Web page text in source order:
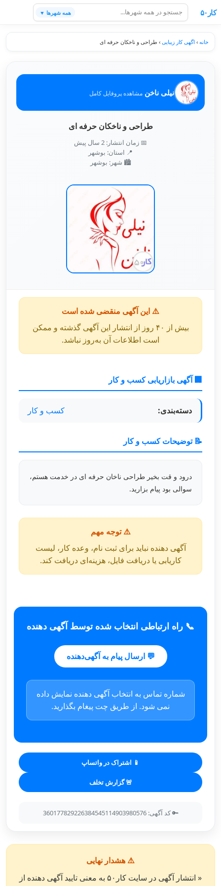
کار۵۰ همه شهرها ▼
خانه › اگهی کار زیبایی › طراحی و ناخکان حرفه ای
نیلی ناخن مشاهده پروفایل کامل
طراحی و ناخکان حرفه ای
📅 زمان انتشار: 2 سال پیش
📍 استان: بوشهر
🏙️ شهر: بوشهر
⚠️ این آگهی منقضی شده است
بیش از ۴۰ روز از انتشار این آگهی گذشته و ممکن
است اطلاعات آن به‌روز نباشد.
🏢 آگهی بازاریابی کسب و کار
دسته‌بندی: کسب و کار
📝 توضیحات کسب و کار
درود و قت بخیر طراحی ناخان حرفه ای در خدمت هستم،
سوالی بود پیام بزارید.
⚠️ توجه مهم
آگهی دهنده نباید برای ثبت نام، وعده کار، لیست
کاریابی یا دریافت فایل، هزینه‌ای دریافت کند.
📞 راه ارتباطی انتخاب شده توسط آگهی دهنده
💬 ارسال پیام به آگهی‌دهنده
شماره تماس به انتخاب آگهی دهنده نمایش داده
نمی شود. از طریق چت پیغام بگذارید.
📱 اشتراک در واتساپ
🚨 گزارش تخلف
🔑 کد آگهی: 360177829226384545114903980576
⚠️ هشدار نهایی
« انتشار آگهی در سایت کار۵۰ به معنی تایید آگهی دهنده از